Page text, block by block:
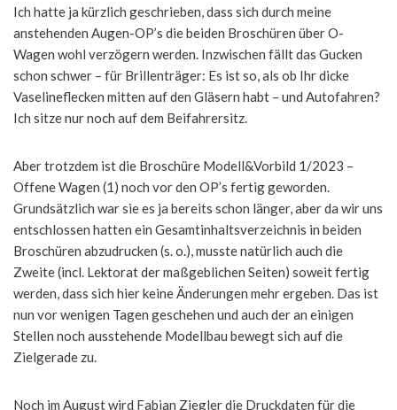
Ich hatte ja kürzlich geschrieben, dass sich durch meine
anstehenden Augen-OP’s die beiden Broschüren über O-
Wagen wohl verzögern werden. Inzwischen fällt das Gucken
schon schwer – für Brillenträger: Es ist so, als ob Ihr dicke
Vaselineflecken mitten auf den Gläsern habt – und Autofahren?
Ich sitze nur noch auf dem Beifahrersitz.
Aber trotzdem ist die Broschüre Modell&Vorbild 1/2023 –
Offene Wagen (1) noch vor den OP’s fertig geworden.
Grundsätzlich war sie es ja bereits schon länger, aber da wir uns
entschlossen hatten ein Gesamtinhaltsverzeichnis in beiden
Broschüren abzudrucken (s. o.), musste natürlich auch die
Zweite (incl. Lektorat der maßgeblichen Seiten) soweit fertig
werden, dass sich hier keine Änderungen mehr ergeben. Das ist
nun vor wenigen Tagen geschehen und auch der an einigen
Stellen noch ausstehende Modellbau bewegt sich auf die
Zielgerade zu.
Noch im August wird Fabian Ziegler die Druckdaten für die